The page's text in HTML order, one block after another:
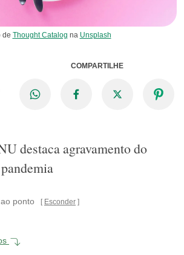
de Thought Catalog na Unsplash
COMPARTILHE
destaca agravamento do
ponto Esconder